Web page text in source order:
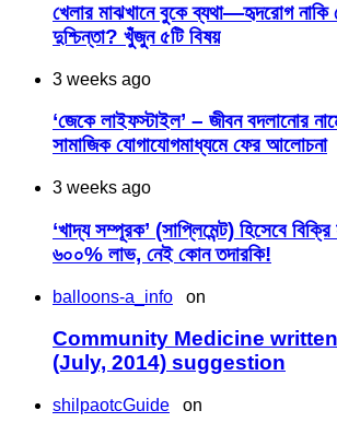
খেলার মাঝখানে বুকে ব্যথা—হৃদরোগ নাকি
দুশ্চিন্তা? খুঁজুন ৫টি বিষয়
3 weeks ago
‘জেকে লাইফস্টাইল’ – জীবন বদলানোর
সামাজিক যোগাযোগমাধ্যমে ফের আলোচনা
3 weeks ago
‘খাদ্য সম্পূরক’ (সাপ্লিমেন্ট) হিসেবে
৬০০% লাভ, নেই কোন তদারকি!
balloons-a_info on
Community Medicine
(July, 2014) suggestion
shilpaotcGuide on